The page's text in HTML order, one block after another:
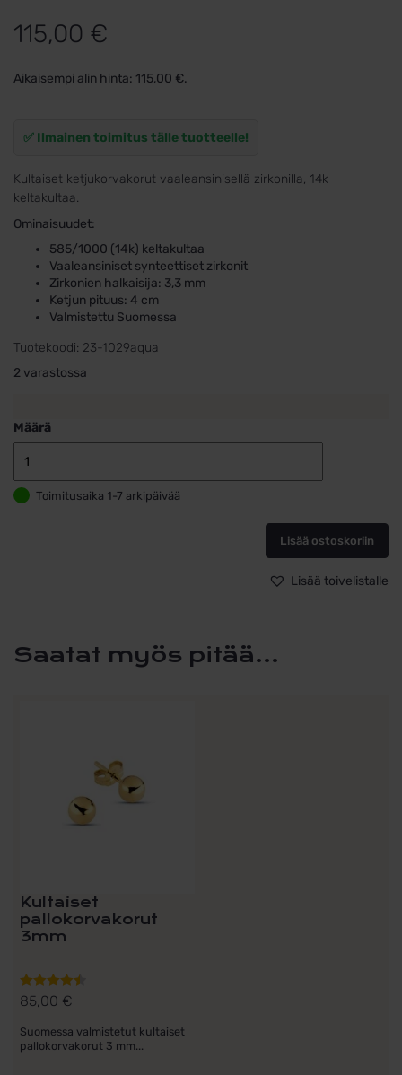
115,00 €
Aikaisempi alin hinta: 115,00 €.
✅ Ilmainen toimitus tälle tuotteelle!
Kultaiset ketjukorvakorut vaaleansinisellä zirkonilla, 14k
keltakultaa.
Ominaisuudet:
585/1000 (14k) keltakultaa
Vaaleansiniset synteettiset zirkonit
Zirkonien halkaisija: 3,3 mm
Ketjun pituus: 4 cm
Valmistettu Suomessa
Tuotekoodi: 23-1029aqua
2 varastossa
Määrä
Kivi
–
14k
4
Toimitusaika 1-7 arkipäivää
Lisää ostoskoriin
Lisää toivelistalle
Saatat myös pitää...
Kultaiset
pallokorvakorut
3mm
Arvostelu
4.50 / 5
85,00 €
Suomessa valmistetut kultaiset
pallokorvakorut 3 mm...